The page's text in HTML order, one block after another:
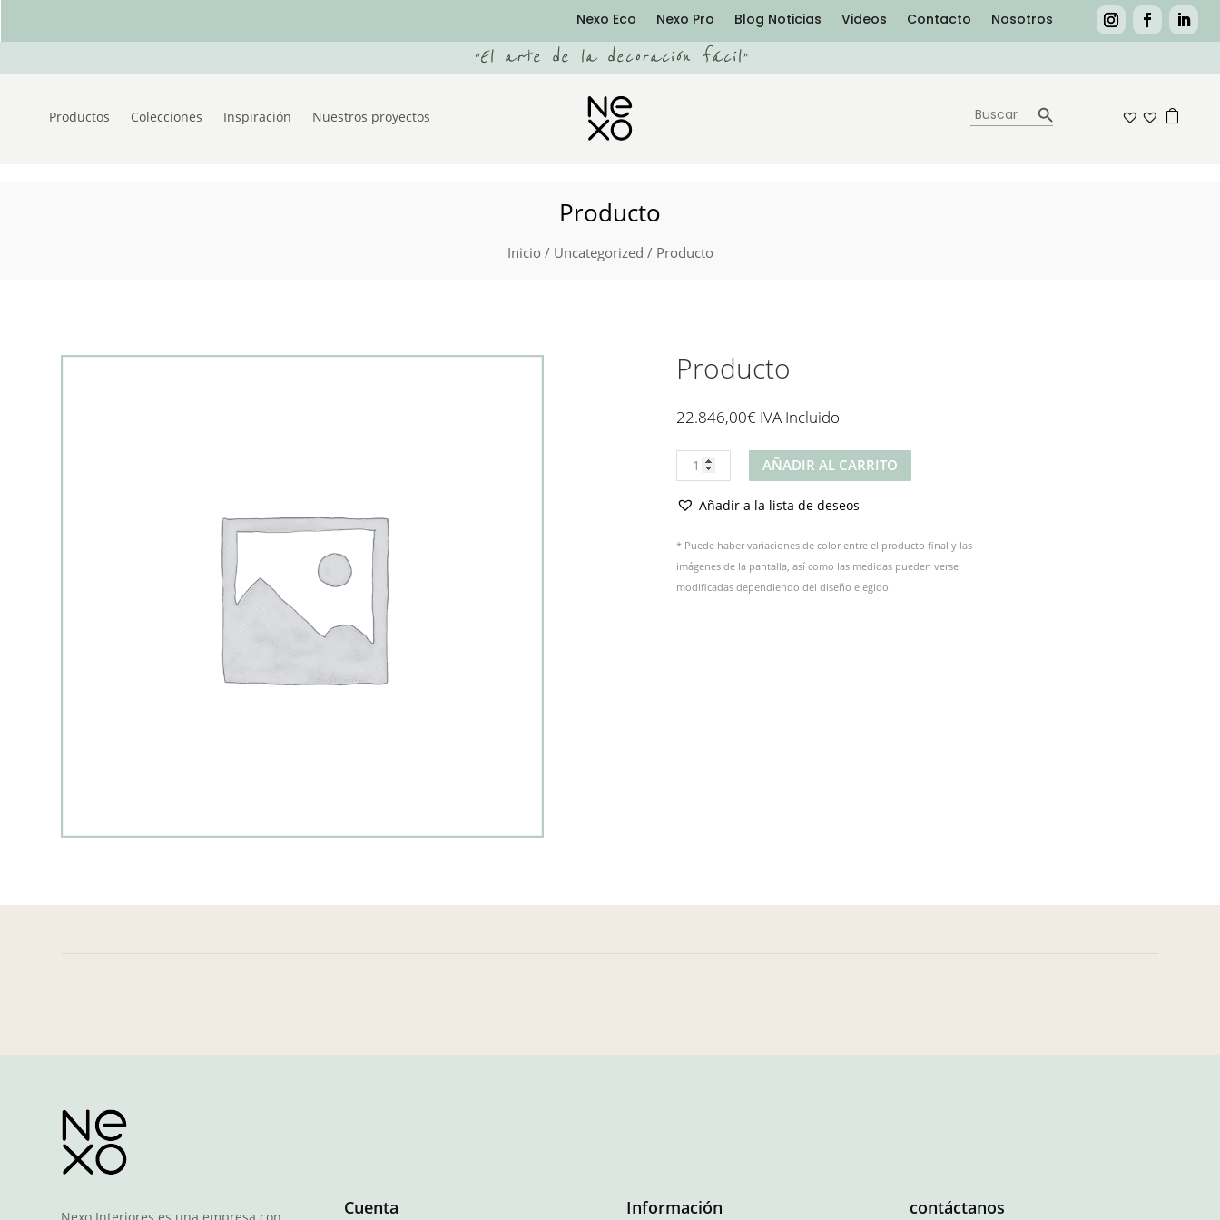
Nexo Eco Nexo Pro Blog Noticias Videos Contacto Nosotros
“El arte de la decoración fácil”
Productos Colecciones Inspiración Nuestros proyectos
Producto
Inicio / Uncategorized / Producto
Producto
22.846,00€ IVA Incluido
Producto
cantidad
AÑADIR AL CARRITO
Añadir a la lista de deseos
* Puede haber variaciones de color entre el producto final y las
imágenes de la pantalla, así como las medidas pueden verse
modificadas dependiendo del diseño elegido.
Cuenta Información contáctanos